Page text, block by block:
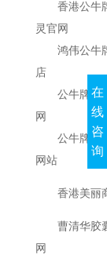
香港公牛
灵官网
鸿伟公牛
店
公牛牌中
网
公牛牌中
网站
香港美丽
曹清华胶
网
在
线
咨
询